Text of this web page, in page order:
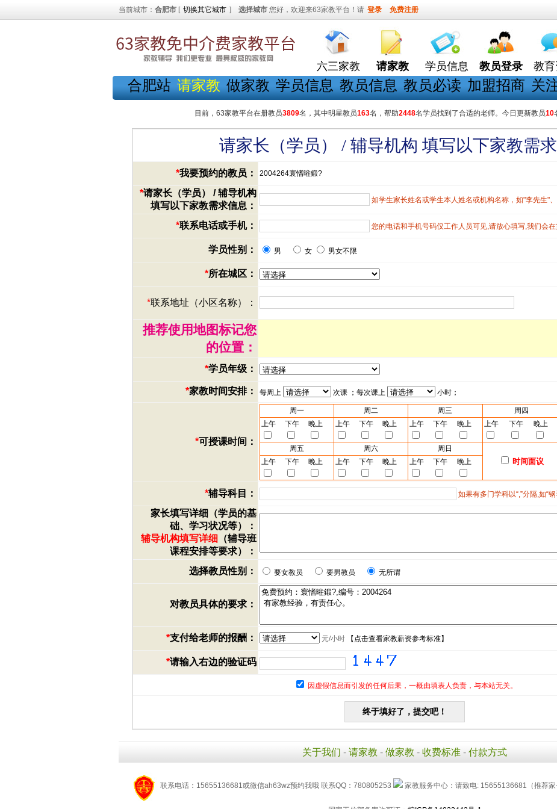
当前城市： 合肥市 [ 切换其它城市 ] 选择城市 您好，欢迎来63家教平台！请 登录 免费注册
六三家教 请家教 学员信息 教员登录 教
合肥站 请家教 做家教 学员信息 教员信息 教员必读 加盟招商 关
目前，63家教平台在册教员3809名，其中明星教员163名，帮助2448名学员找到了合适的老师。今日更新教员10
请家长（学员） / 辅导机构 填写以下家教需
*我要预约的教员： 2004264寰愭暀鍛?
*请家长（学员） / 辅导机构
填写以下家教需求信息：
如学生家长姓名或学生本人姓名或机构名称，如"李先生"
*联系电话或手机： 您的电话和手机号码仅工作人员可见,请放心填写,我们会
学员性别： 男 女 男女不限
*所在城区：
*联系地址（小区名称）：
推荐使用地图标记您
的位置：
*学员年级：
*家教时间安排： 每周上 次课 ；每次课上 小时；
*可授课时间：
周一 周二 周三
周四
上午
下午 晚上 上午 下午 晚上 上午 下午 晚上 上午 下午 晚上
周五 周六 周日
时间面议
上午 下午 晚上 上午 下午 晚上 上午 下午 晚上
*辅导科目： 如果有多门学科以“,”分隔,如“
家长填写详细（学员的基
础、学习状况等）：
辅导机构填写详细 （辅导班
课程安排等要求）：
选择教员性别：
要女教员 要男教员 无所谓
对教员具体的要求：
*支付给老师的报酬： 元/小时【 点击查看家教薪资参考标准】
*请输入右边的验证码
因虚假信息而引发的任何后果，一概由填表人负责，与本站无关。
关于我们 - 请家教 - 做家教 - 收费标准 - 付款方式
联系电话：15655136681或微信ah63wz预约我哦 联系QQ：780805253 家教服务中心：请致电: 15655136681（推荐